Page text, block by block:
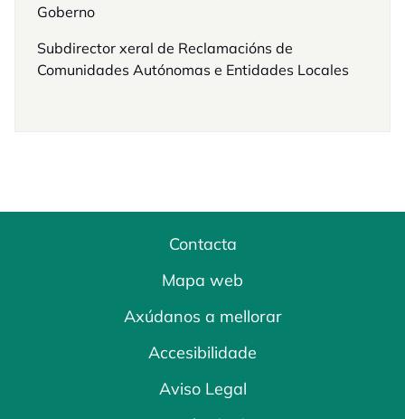
Goberno
Subdirector xeral de Reclamacións de
Comunidades Autónomas e Entidades Locales
Contacta
Mapa web
Axúdanos a mellorar
Accesibilidade
Aviso Legal